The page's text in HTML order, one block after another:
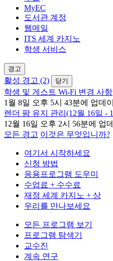
MyEC
도서관 계정
웹메일
ITS 세계 카지노
학생 서비스
경고
활성 경고 (2) 닫기
학생 및 게스트 Wi-Fi 변경 사항
1월 8일 오후 5시 43분에 업데
렌더 팜 유지 관리(12월 16일 -
12월 16일 오후 2시 56분에 업
모든 경고 이것은 무엇입니까?
여기서 시작하세요
신청 방법
응용프로그램 도우미
수업료 + 수수료
재정 세계 카지노 + 상
우리를 만나보세요
모든 프로그램 보기
프로그램 탐색기
교수진
계속 연구